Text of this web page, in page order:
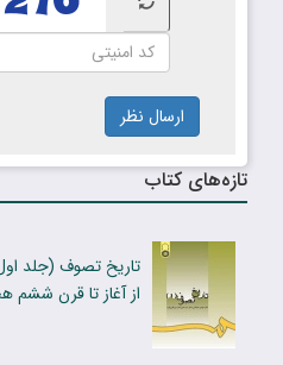
ارسال نظر
تازه‌های کتاب
تاریخ تصوف (جلد
از آغاز تا قرن ششم